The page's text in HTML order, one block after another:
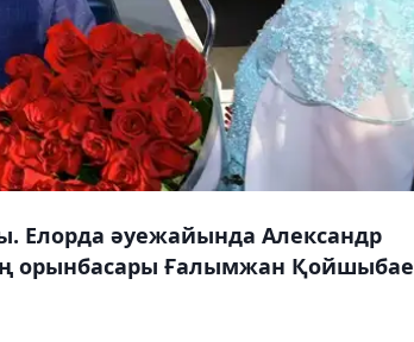
Елорда әуежайында Александр
орынбасары Ғалымжан